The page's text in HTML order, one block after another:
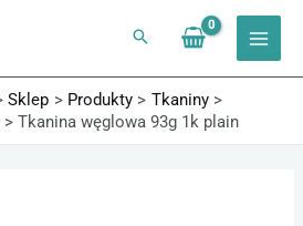
Sklep Produkty
Tkaniny
Tkanina węglowa 93g 1k plain